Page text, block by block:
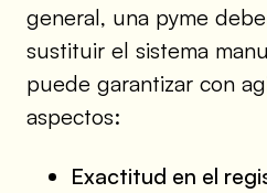
general, una pyme
sustituir el sistema
puede garantizar con
aspectos:
Exactitud en el